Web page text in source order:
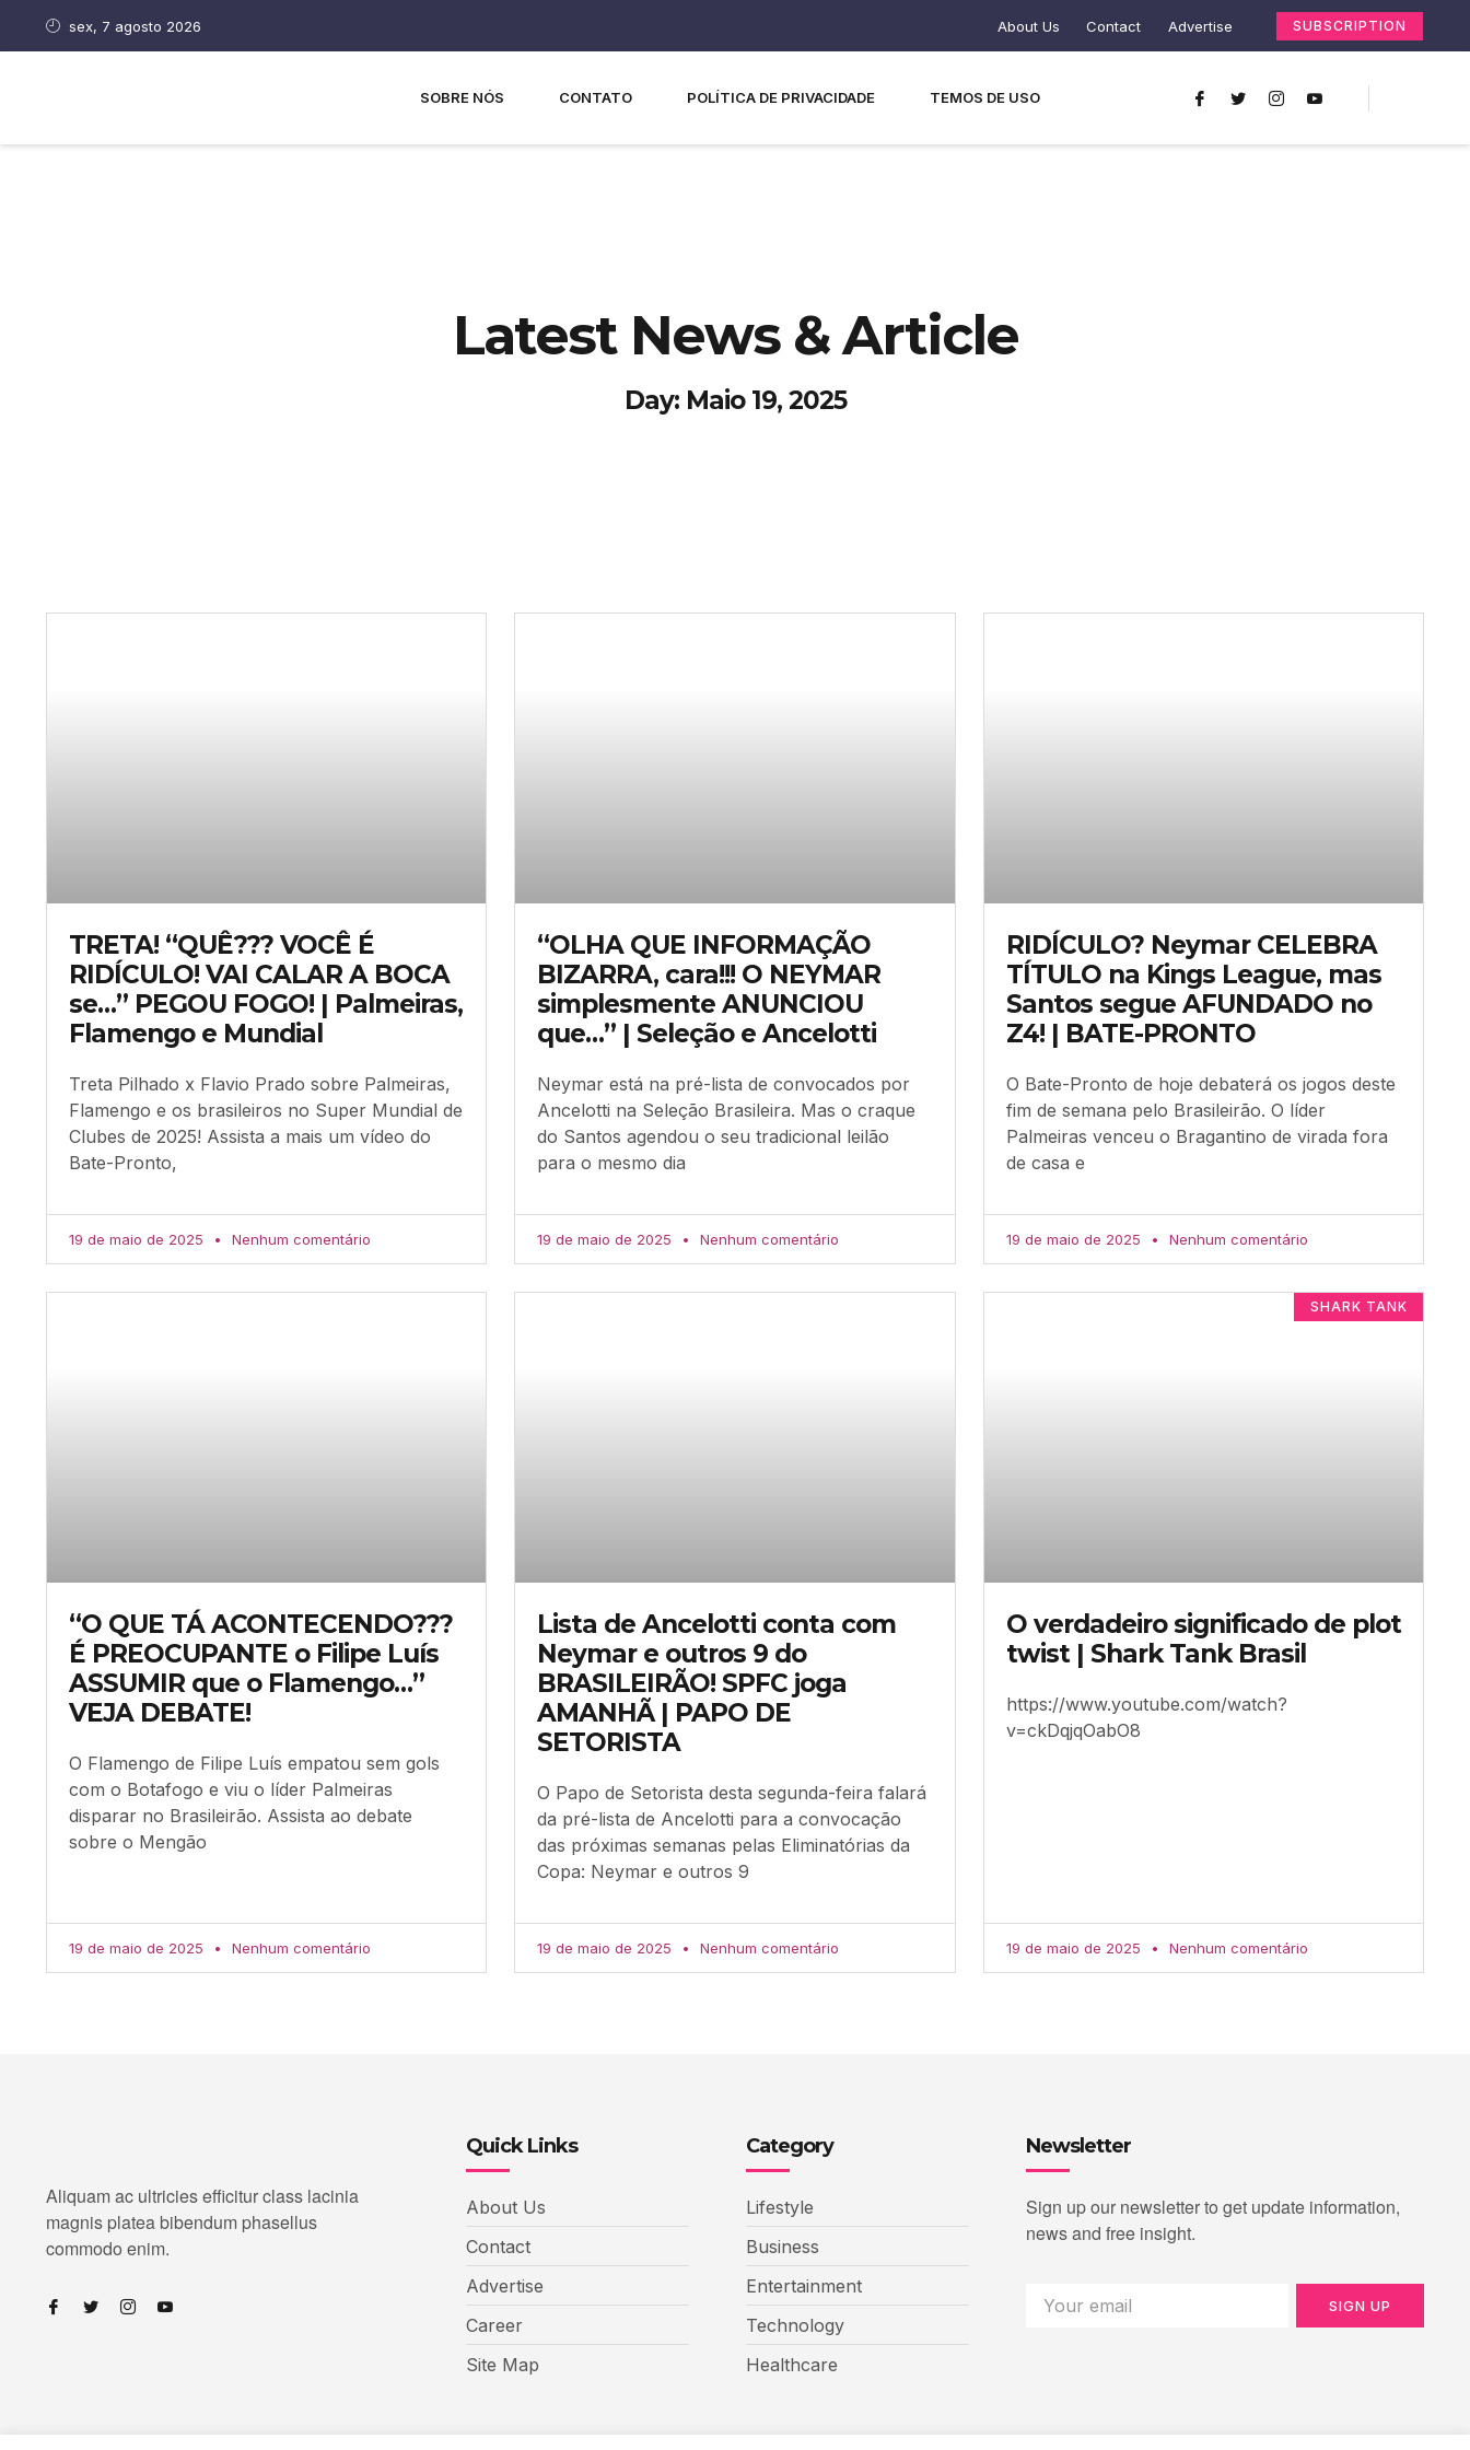
sex, 7 agosto 2026 About Us Contact Advertise SUBSCRIPTION
SOBRE NÓS CONTATO POLÍTICA DE PRIVACIDADE TEMOS DE USO
Latest News & Article
Day: Maio 19, 2025
TRETA! “QUÊ??? VOCÊ É
RIDÍCULO! VAI CALAR A BOCA
se…” PEGOU FOGO! | Palmeiras,
Flamengo e Mundial
Treta Pilhado x Flavio Prado sobre Palmeiras,
Flamengo e os brasileiros no Super Mundial de
Clubes de 2025! Assista a mais um vídeo do
Bate-Pronto,
19 de maio de 2025 Nenhum comentário
“OLHA QUE INFORMAÇÃO
BIZARRA, cara!!! O NEYMAR
simplesmente ANUNCIOU
que…” | Seleção e Ancelotti
Neymar está na pré-lista de convocados por
Ancelotti na Seleção Brasileira. Mas o craque
do Santos agendou o seu tradicional leilão
para o mesmo dia
19 de maio de 2025 Nenhum comentário
RIDÍCULO? Neymar CELEBRA
TÍTULO na Kings League, mas
Santos segue AFUNDADO no
Z4! | BATE-PRONTO
O Bate-Pronto de hoje debaterá os jogos deste
fim de semana pelo Brasileirão. O líder
Palmeiras venceu o Bragantino de virada fora
de casa e
19 de maio de 2025 Nenhum comentário
“O QUE TÁ ACONTECENDO???
É PREOCUPANTE o Filipe Luís
ASSUMIR que o Flamengo…”
VEJA DEBATE!
O Flamengo de Filipe Luís empatou sem gols
com o Botafogo e viu o líder Palmeiras
disparar no Brasileirão. Assista ao debate
sobre o Mengão
19 de maio de 2025 Nenhum comentário
Lista de Ancelotti conta com
Neymar e outros 9 do
BRASILEIRÃO! SPFC joga
AMANHÃ | PAPO DE
SETORISTA
O Papo de Setorista desta segunda-feira falará
da pré-lista de Ancelotti para a convocação
das próximas semanas pelas Eliminatórias da
Copa: Neymar e outros 9
19 de maio de 2025 Nenhum comentário
SHARK TANK
O verdadeiro significado de plot
twist | Shark Tank Brasil
https://www.youtube.com/watch?
v=ckDqjqOabO8
19 de maio de 2025 Nenhum comentário
Aliquam ac ultricies efficitur class lacinia
magnis platea bibendum phasellus
commodo enim.
Quick Links
About Us
Contact
Advertise
Career
Site Map
Category
Lifestyle
Business
Entertainment
Technology
Healthcare
Newsletter
Sign up our newsletter to get update information,
news and free insight.
SIGN UP